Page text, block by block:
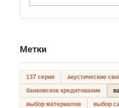
Метки
137 серия
акустические
банковское кредитование
выбор материалов
выбор